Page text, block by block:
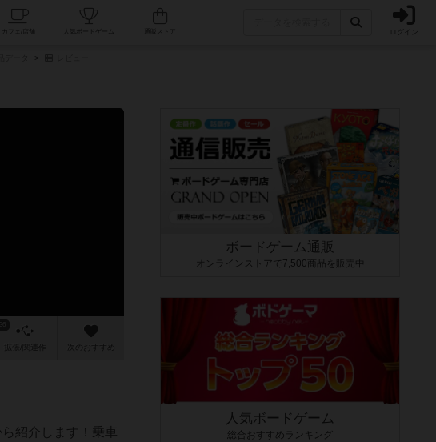
人気ボードゲーム ログイン
作 次のおすすめ
紹介します！乗車
ボードゲーム通販
オンラインストアで7,500商品を販売中
人気ボードゲーム
総合おすすめランキング